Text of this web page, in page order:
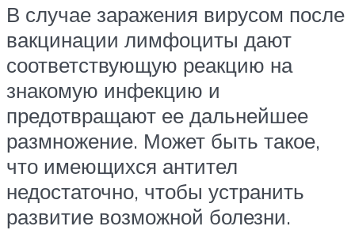
В случае заражения вирусом после
вакцинации лимфоциты дают
соответствующую реакцию на
знакомую инфекцию и
предотвращают ее дальнейшее
размножение. Может быть такое,
что имеющихся антител
недостаточно, чтобы устранить
развитие возможной болезни.